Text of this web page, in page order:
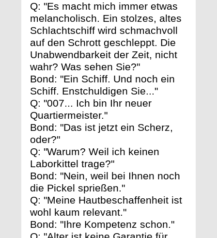
Q: "Es macht mich immer etwas
melancholisch. Ein stolzes, altes
Schlachtschiff wird schmachvoll
auf den Schrott geschleppt. Die
Unabwendbarkeit der Zeit, nicht
wahr? Was sehen Sie?"
Bond: "Ein Schiff. Und noch ein
Schiff. Enstchuldigen Sie..."
Q: "007... Ich bin Ihr neuer
Quartiermeister."
Bond: "Das ist jetzt ein Scherz,
oder?"
Q: "Warum? Weil ich keinen
Laborkittel trage?"
Bond: "Nein, weil bei Ihnen noch
die Pickel sprießen."
Q: "Meine Hautbeschaffenheit ist
wohl kaum relevant."
Bond: "Ihre Kompetenz schon."